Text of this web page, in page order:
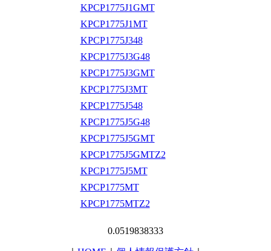
KPCP1775J1GMT
KPCP1775J1MT
KPCP1775J348
KPCP1775J3G48
KPCP1775J3GMT
KPCP1775J3MT
KPCP1775J548
KPCP1775J5G48
KPCP1775J5GMT
KPCP1775J5GMTZ2
KPCP1775J5MT
KPCP1775MT
KPCP1775MTZ2
0.0519838333